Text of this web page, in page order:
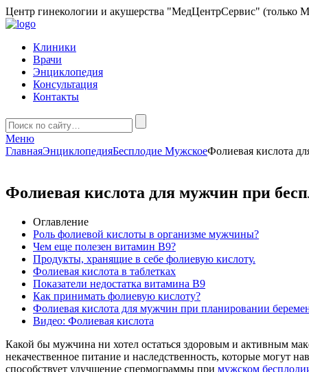
Центр гинекологии и акушерства "МедЦентрСервис" (только
Клиники
Врачи
Энциклопедия
Консультация
Контакты
Меню
ГлавнаяЭнциклопедияБесплодие МужскоеФолиевая кислота
Фолиевая кислота для мужчин при
Оглавление
Роль фолиевой кислоты в организме мужчины?
Чем еще полезен витамин В9?
Продукты, хранящие в себе фолиевую кислоту.
Фолиевая кислота в таблетках
Показатели недостатка витамина В9
Как принимать фолиевую кислоту?
Фолиевая кислота для мужчин при планировании
Видео: Фолиевая кислота
Какой бы мужчина ни хотел остаться здоровым и активным
некачественное питание и наследственность, которые
способствует улучшение спермограммы при мужском